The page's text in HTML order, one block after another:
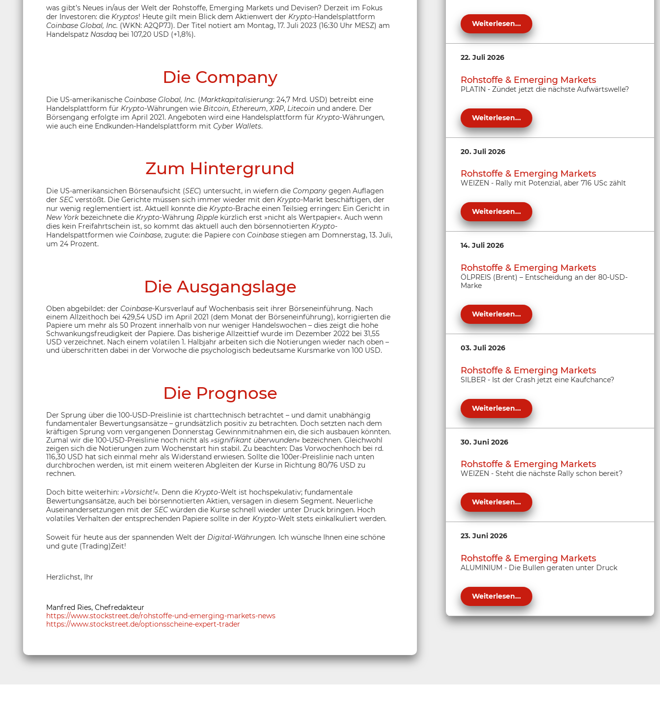
was gibt’s Neues in/aus der Welt der Rohstoffe, Emerging Markets und Devisen? Derzeit im Fokus
der Investoren: die Kryptos! Heute gilt mein Blick dem Aktienwert der Krypto-Handelsplattform
Coinbase Global, Inc. (WKN: A2QP7J). Der Titel notiert am Montag, 17. Juli 2023 (16:30 Uhr MESZ) am
Handelspatz Nasdaq bei 107,20 USD (+1,8%).
Die Company
Die US-amerikanische Coinbase Global, Inc. (Marktkapitalisierung: 24,7 Mrd. USD) betreibt eine
Handelsplattform für Krypto-Währungen wie Bitcoin, Ethereum,XRP, Litecoin und andere. Der
Börsengang erfolgte im April 2021. Angeboten wird eine Handelsplattform für Krypto-Währungen,
wie auch eine Endkunden-Handelsplattform mit Cyber Wallets.
Zum Hintergrund
Die US-amerikansichen Börsenaufsicht (SEC) untersucht, in wiefern die Company gegen Auflagen
der SECverstößt. Die Gerichte müssen sich immer wieder mit den Krypto-Markt beschäftigen, der
nur wenig reglementiert ist. Aktuell konnte die Krypto-Brache einen Teilsieg erringen: Ein Gericht in
New Yorkbezeichnete die Krypto-Währung Ripple kürzlich erst »nicht als Wertpapier«. Auch wenn
dies kein Freifahrtschein ist, so kommt das aktuell auch den börsennotierten Krypto-
Handelspattformen wie Coinbase, zugute: die Papiere con Coinbase stiegen am Domnerstag, 13. Juli,
um 24 Prozent.
Die Ausgangslage
Oben abgebildet: der Coinbase-Kursverlauf auf Wochenbasis seit ihrer Börseneinführung. Nach
einem Allzeithoch bei 429,54 USD im April 2021 (dem Monat der Börseneinführung), korrigierten die
Papiere um mehr als 50 Prozent innerhalb von nur weniger Handelswochen – dies zeigt die hohe
Schwankungsfreudigkeit der Papiere. Das bisherige Allzeittief wurde im Dezember 2022 bei 31,55
USD verzeichnet. Nach einem volatilen 1. Halbjahr arbeiten sich die Notierungen wieder nach oben –
und überschritten dabei in der Vorwoche die psychologisch bedeutsame Kursmarke von 100 USD.
Die Prognose
Der Sprung über die 100-USD-Preislinie ist charttechnisch betrachtet – und damit unabhängig
fundamentaler Bewertungsansätze – grundsätzlich positiv zu betrachten. Doch setzten nach dem
kräftigen Sprung vom vergangenen Donnerstag Gewinnmitnahmen ein, die sich ausbauen könnten.
Zumal wir die 100-USD-Preislinie noch nicht als »signifikant überwunden« bezeichnen. Gleichwohl
zeigen sich die Notierungen zum Wochenstart hin stabil. Zu beachten: Das Vorwochenhoch bei rd.
116,30 USD hat sich einmal mehr als Widerstand erwiesen. Sollte die 100er-Preislinie nach unten
durchbrochen werden, ist mit einem weiteren Abgleiten der Kurse in Richtung 80/76 USD zu
rechnen.
Doch bitte weiterhin: »Vorsicht!«. Denn die Krypto-Welt ist hochspekulativ; fundamentale
Bewertungsansätze, auch bei börsennotierten Aktien, versagen in diesem Segment. Neuerliche
Auseinandersetzungen mit der SECwürden die Kurse schnell wieder unter Druck bringen. Hoch
volatiles Verhalten der entsprechenden Papiere sollte in der Krypto-Welt stets einkalkuliert werden.
Soweit für heute aus der spannenden Welt der Digital-Währungen. Ich wünsche Ihnen eine schöne
und gute (Trading)Zeit!
Herzlichst, Ihr
Manfred Ries, Chefredakteur
https://www.stockstreet.de/rohstoffe-und-emerging-markets-news
https://www.stockstreet.de/optionsscheine-expert-trader
Weiterlesen...
22. Juli 2026
Rohstoffe & Emerging Markets
PLATIN - Zündet jetzt die nächste Aufwärtswelle?
Weiterlesen...
20. Juli 2026
Rohstoffe & Emerging Markets
WEIZEN - Rally mit Potenzial, aber 716 USc zählt
Weiterlesen...
14. Juli 2026
Rohstoffe & Emerging Markets
ÖLPREIS (Brent) – Entscheidung an der 80-USD-
Marke
Weiterlesen...
03. Juli 2026
Rohstoffe & Emerging Markets
SILBER - Ist der Crash jetzt eine Kaufchance?
Weiterlesen...
30. Juni 2026
Rohstoffe & Emerging Markets
WEIZEN - Steht die nächste Rally schon bereit?
Weiterlesen...
23. Juni 2026
Rohstoffe & Emerging Markets
ALUMINIUM - Die Bullen geraten unter Druck
Weiterlesen...